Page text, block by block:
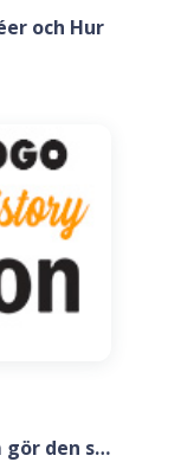
och Hur
den så